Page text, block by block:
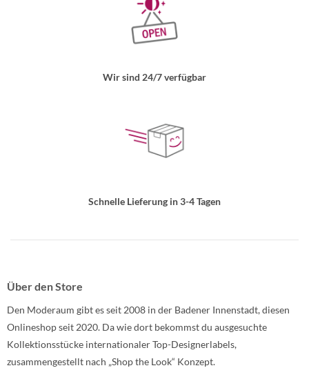
Wir sind 24/7 verfügbar
Schnelle Lieferung in 3-4 Tagen
Über den Store
Den Moderaum gibt es seit 2008 in der Badener Innenstadt, diesen
Onlineshop seit 2020. Da wie dort bekommst du ausgesuchte
Kollektionsstücke internationaler Top-Designerlabels,
zusammengestellt nach „Shop the Look“ Konzept.